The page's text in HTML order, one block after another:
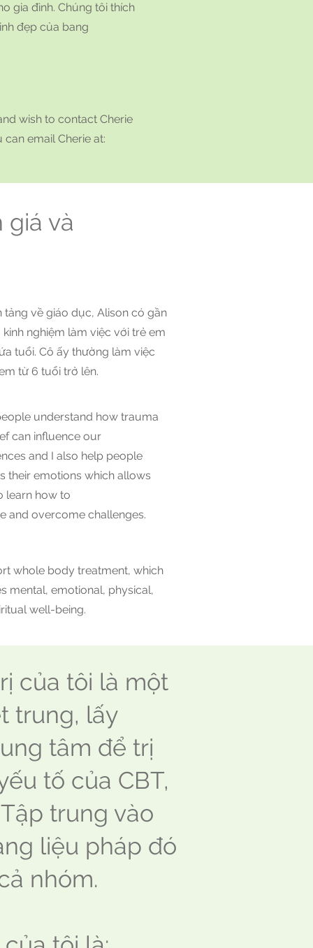
gia đình. Chúng tôi thích
đẹp của bang
wish to contact Cherie
email Cherie at:
giá và
tảng về giáo dục, Alison có gần
kinh nghiệm làm việc với trẻ em
tuổi. Cô ấy thường làm việc
từ 6 tuổi trở lên.
understand how trauma
can influence our
and I also help people
their emotions which allows
learn how to
and overcome challenges.
whole body treatment, which
mental, emotional, physical,
well-being.
của tôi là một
trung, lấy
tâm để trị
tố của CBT,
trung vào
liệu pháp đó
nhóm.